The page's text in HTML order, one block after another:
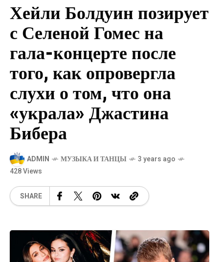
Хейли Болдуин позирует
с Селеной Гомес на
гала-концерте после
того, как опровергла
слухи о том, что она
«украла» Джастина
Бибера
ADMIN МУЗЫКА И ТАНЦЫ
3 years ago
428 Views
SHARE